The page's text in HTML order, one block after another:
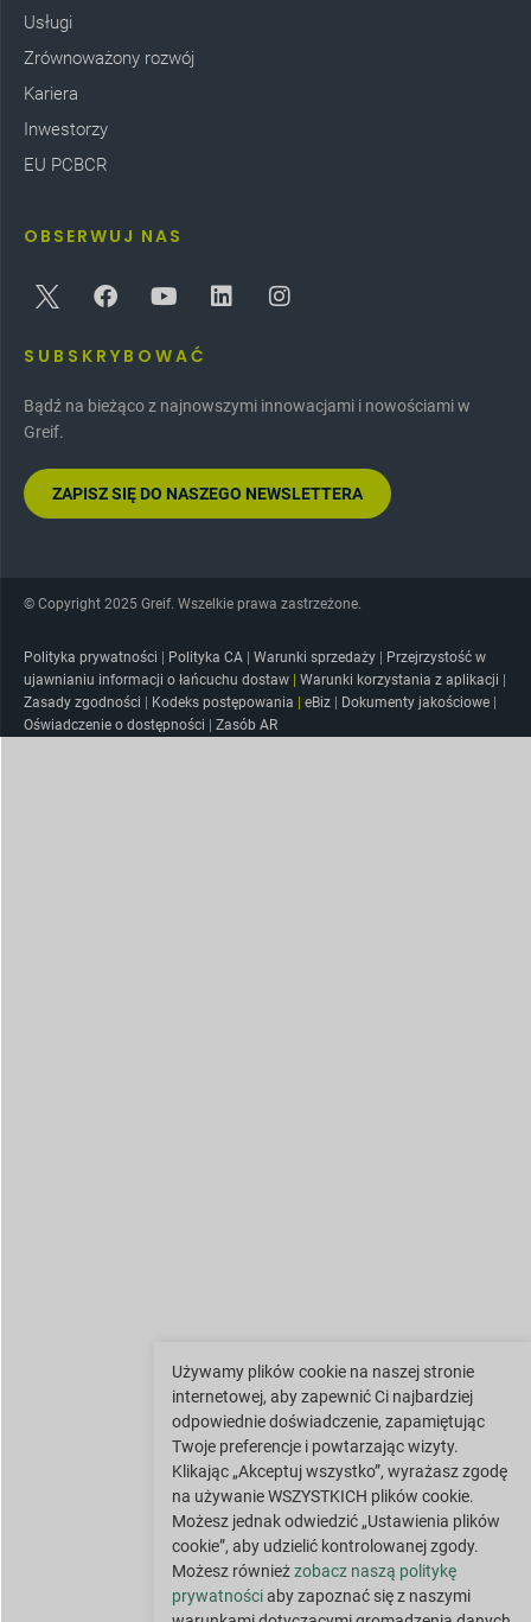
Usługi
Zrównoważony rozwój
Kariera
Inwestorzy
EU PCBCR
OBSERWUJ NAS
SUBSKRYBOWAĆ
Bądź na bieżąco z najnowszymi innowacjami i nowościami w
Greif.
ZAPISZ SIĘ DO NASZEGO NEWSLETTERA
© Copyright 2025 Greif. Wszelkie prawa zastrzeżone.
Polityka prywatności Polityka CA Warunki sprzedaży
Przejrzystość w
ujawnianiu informacji o łańcuchu dostaw
Warunki korzystania z aplikacji
Zasady zgodności
Kodeks postępowania eBiz Dokumenty jakościowe
Oświadczenie o dostępności
Zasób AR
Używamy plików cookie na naszej stronie
internetowej, aby zapewnić Ci najbardziej
odpowiednie doświadczenie, zapamiętując
Twoje preferencje i powtarzając wizyty.
Klikając „Akceptuj wszystko”, wyrażasz zgodę
na używanie WSZYSTKICH plików cookie.
Możesz jednak odwiedzić „Ustawienia plików
cookie”, aby udzielić kontrolowanej zgody.
Możesz równieżzobacz naszą politykę
prywatnościaby zapoznać się z naszymi